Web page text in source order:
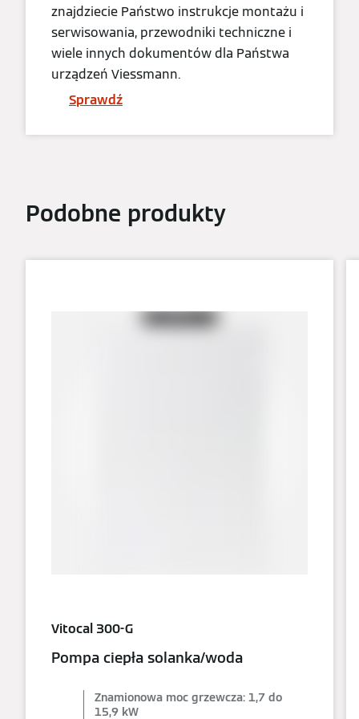
znajdziecie Państwo instrukcje montażu i
serwisowania, przewodniki techniczne i
wiele innych dokumentów dla Państwa
urządzeń Viessmann.
Sprawdź
Podobne produkty
Vitocal 300-G
Pompa ciepła solanka/woda
Znamionowa moc grzewcza: 1,7 do
15,9 kW